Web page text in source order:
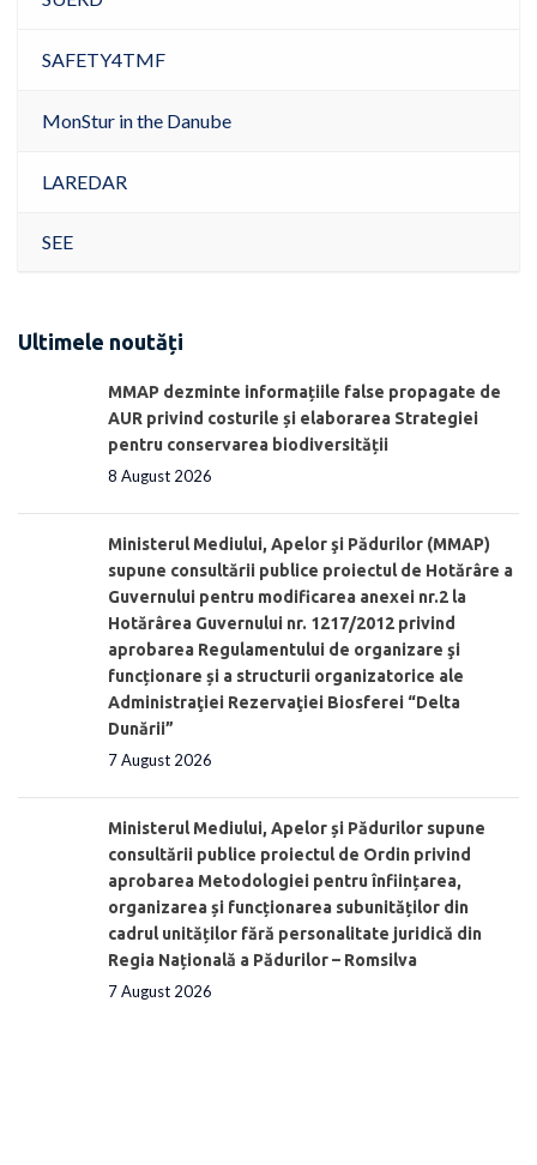
SAFETY4TMF
MonStur in the Danube
LAREDAR
SEE
Ultimele noutăți
MMAP dezminte informațiile false propagate de
AUR privind costurile și elaborarea Strategiei
pentru conservarea biodiversității
8 August 2026
Ministerul Mediului, Apelor şi Pădurilor (MMAP)
supune consultării publice proiectul de Hotărâre a
Guvernului pentru modificarea anexei nr.2 la
Hotărârea Guvernului nr. 1217/2012 privind
aprobarea Regulamentului de organizare şi
funcționare și a structurii organizatorice ale
Administraţiei Rezervaţiei Biosferei “Delta
Dunării”
7 August 2026
Ministerul Mediului, Apelor și Pădurilor supune
consultării publice proiectul de Ordin privind
aprobarea Metodologiei pentru înființarea,
organizarea și funcționarea subunităților din
cadrul unităților fără personalitate juridică din
Regia Națională a Pădurilor – Romsilva
7 August 2026